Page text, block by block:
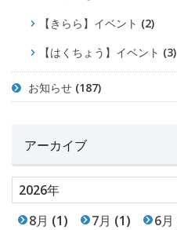
【きらら】イベント (2)
【はくちょう】イベント (3)
お知らせ (187)
アーカイブ
2026年
8月 (1) 7月 (1) 6月